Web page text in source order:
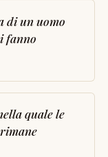
di un uomo
fanno
quale le